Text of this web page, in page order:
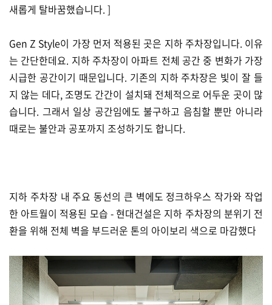
새롭게 탈바꿈했습니다. ]
Gen Z Style이 가장 먼저 적용된 곳은 지하 주차장입니다. 이유
는 간단한데요. 지하 주차장이 아파트 전체 공간 중 변화가 가장
시급한 공간이기 때문입니다. 기존의 지하 주차장은 빛이 잘 들
지 않는 데다, 조명도 간간이 설치돼 전체적으로 어두운 곳이 많
습니다. 그래서 일상 공간임에도 불구하고 음침할 뿐만 아니라
때로는 불안과 공포까지 조성하기도 합니다.
지하 주차장 내 주요 동선의 큰 벽에도 정크하우스 작가와 작업
한 아트월이 적용된 모습 - 현대건설은 지하 주차장의 분위기 전
환을 위해 전체 벽을 부드러운 톤의 아이보리 색으로 마감했다